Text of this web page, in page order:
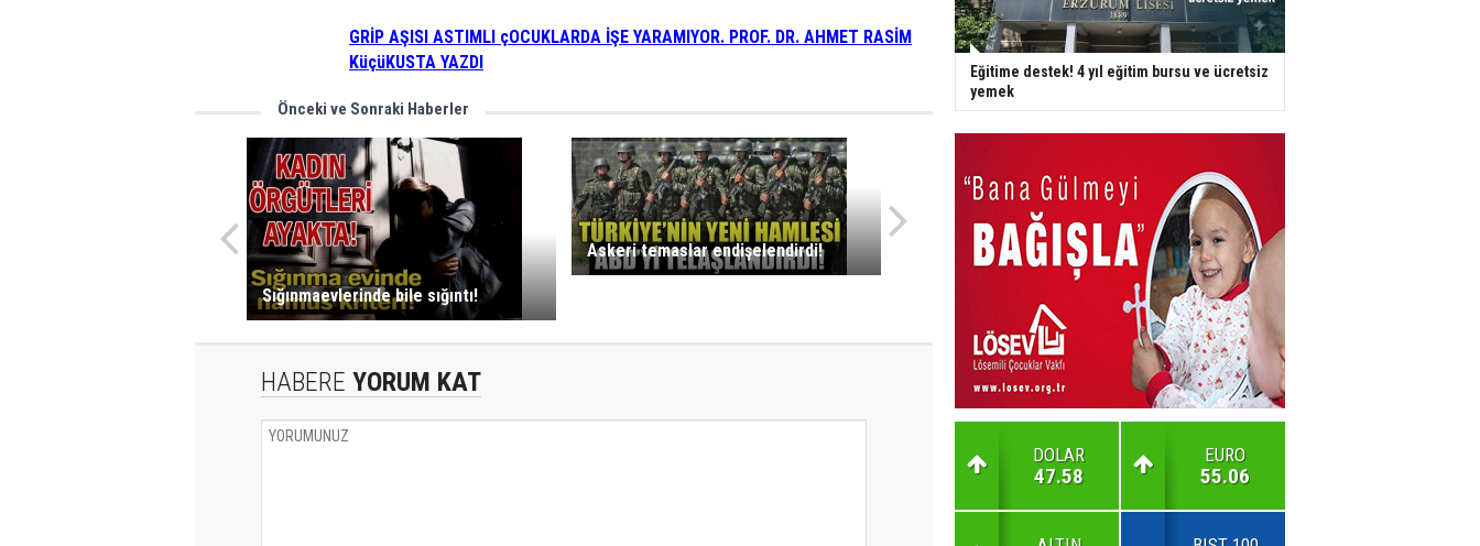
GRİP AŞISI ASTIMLI çOCUKLARDA İŞE YARAMIYOR. PROF. DR. AHMET RASİM
KüçüKUSTA YAZDI
Önceki ve Sonraki Haberler
Sığınmaevlerinde bile sığıntı!
Askeri temaslar endişelendirdi!
HABERE YORUM KAT
Eğitime destek! 4 yıl eğitim bursu ve ücretsiz
yemek
DOLAR
47.58
EURO
55.06